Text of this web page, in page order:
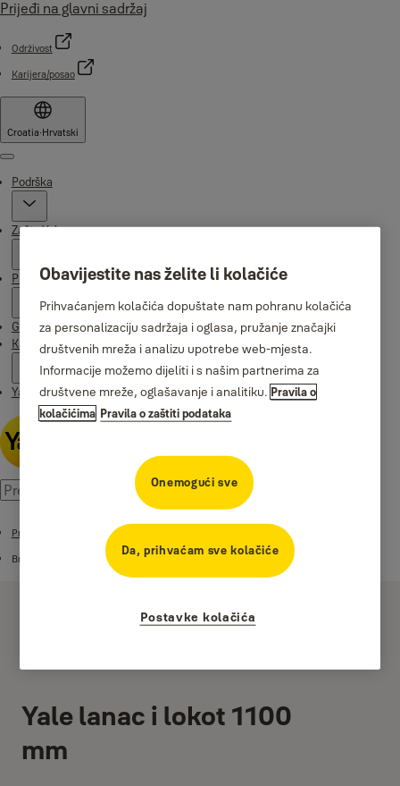
Prijeđi na glavni sadržaj
Održivost
Karijera/posao
Croatia·Hrvatski
Menu
Podrška
Zašto Yale
Proizvodi
Gdje kupiti
Kampanje
Yale Home aplikacija
Proizvodi
Brave za bicikl
Yale lanac i lokot 1100
mm
Obavijestite nas želite li kolačiće
Prihvaćanjem kolačića dopuštate nam pohranu kolačića
za personalizaciju sadržaja i oglasa, pružanje značajki
društvenih mreža i analizu upotrebe web-mjesta.
Informacije možemo dijeliti i s našim partnerima za
društvene mreže, oglašavanje i analitiku. Pravila o
kolačićima Pravila o zaštiti podataka
Onemogući sve
Da, prihvaćam sve kolačiće
Postavke kolačića